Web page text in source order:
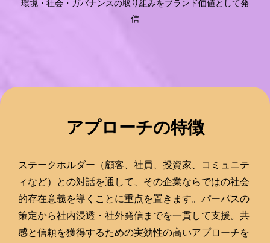
環境・社会・ガバナンスの取り組みをブランド価値として発
信
アプローチの特徴
ステークホルダー（顧客、社員、投資家、コミュニテ
ィなど）との対話を通して、その企業ならではの社会
的存在意義を導くことに重点を置きます。パーパスの
策定から社内浸透・社外発信までを一貫して支援。共
感と信頼を獲得するための実効性の高いアプローチを